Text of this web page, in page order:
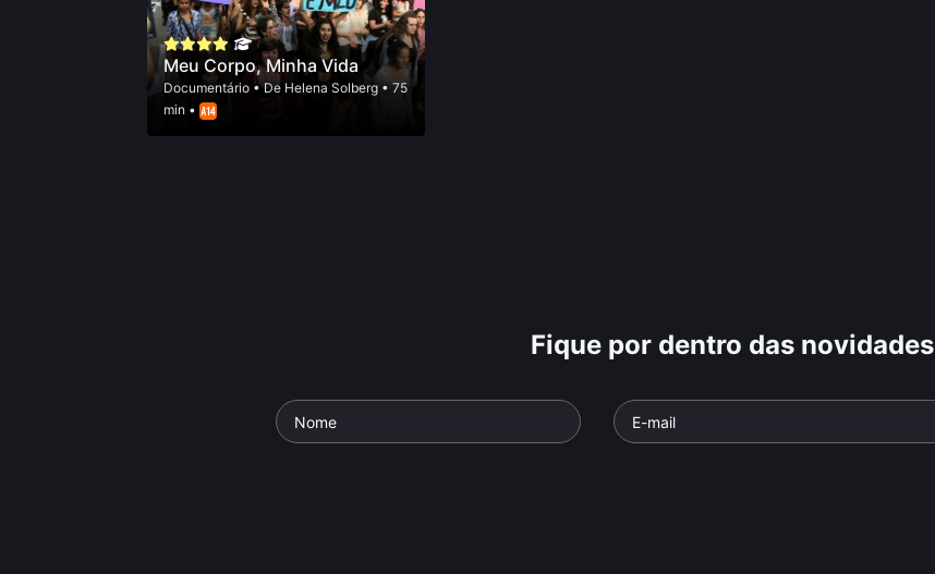
Meu Corpo, Minha Vida
Documentário• De Helena Solberg• 75
min •
Fique por dentro das novidades